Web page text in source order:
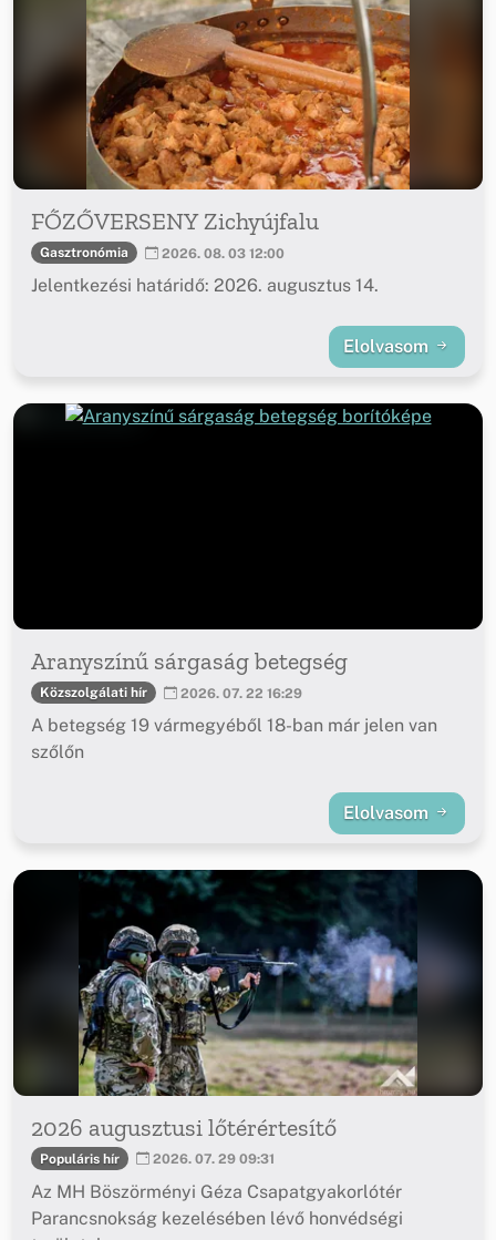
FŐZŐVERSENY Zichyújfalu
Gasztronómia 2026. 08. 03 12:00
Jelentkezési határidő: 2026. augusztus 14.
Elolvasom
Aranyszínű sárgaság betegség
Közszolgálati hír 2026. 07. 22 16:29
A betegség 19 vármegyéből 18-ban már jelen van
szőlőn
Elolvasom
2026 augusztusi lőtérértesítő
Populáris hír 2026. 07. 29 09:31
Az MH Böszörményi Géza Csapatgyakorlótér
Parancsnokság kezelésében lévő honvédségi